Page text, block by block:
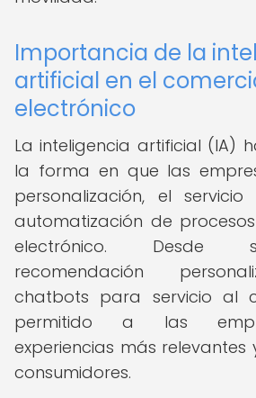
Importancia de la
artificial en el
electrónico
La inteligencia artificial (IA)
la forma en que las
personalización, el
automatización de
electrónico. Desde
recomendación
chatbots para servicio al
permitido a las
experiencias más relevantes
consumidores.